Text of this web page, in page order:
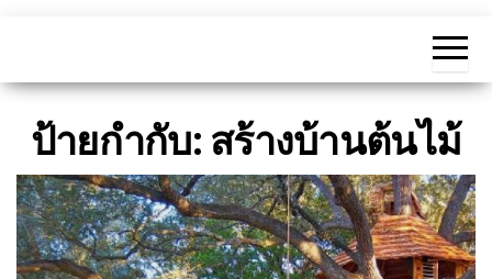
ป้ายกำกับ: สร้างบ้านต้นไม้